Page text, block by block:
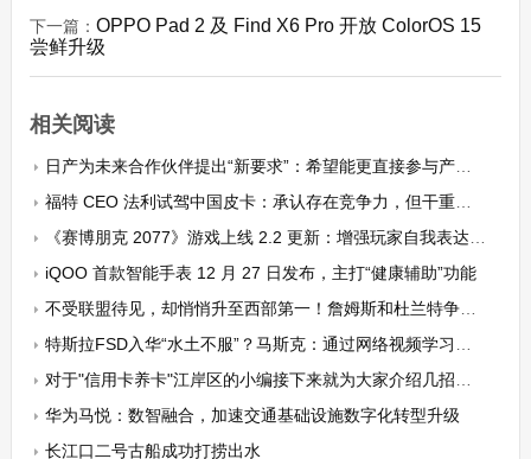
下一篇： OPPO Pad 2 及 Find X6 Pro 开放 ColorOS 15
尝鲜升级
相关阅读
日产为未来合作伙伴提出“新要求”：希望能更直接参与产品研发
福特 CEO 法利试驾中国皮卡：承认存在竞争力，但干重活能力有待加强
《赛博朋克 2077》游戏上线 2.2 更新：增强玩家自我表达、重做照片模式等
iQOO 首款智能手表 12 月 27 日发布，主打“健康辅助”功能
不受联盟待见，却悄悄升至西部第一！詹姆斯和杜兰特争冠都变难了
特斯拉FSD入华“水土不服”？马斯克：通过网络视频学习中国路况
对于"信用卡养卡"江岸区的小编接下来就为大家介绍几招小技巧。
华为马悦：数智融合，加速交通基础设施数字化转型升级
长江口二号古船成功打捞出水